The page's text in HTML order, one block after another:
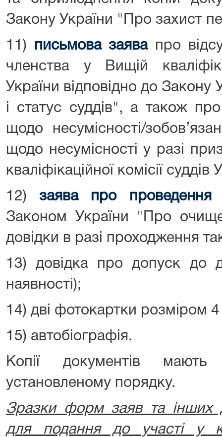
Закону України "Про захист
11) письмова заявапро
членства у Вищій
України відповідно до Закону
і статус суддів", а також
щодо несумісності/
щодо несумісності у разі
кваліфікаційної комісії суддів
12)заява про проведення
Законом України "Про
довідки в разі проходження
13) довідка про допуск до
наявності);
14) дві фотокартки розміром
15) автобіографія.
Копії документів
установленому порядку.
Зразки форм заяв та інших
для подання до участі у